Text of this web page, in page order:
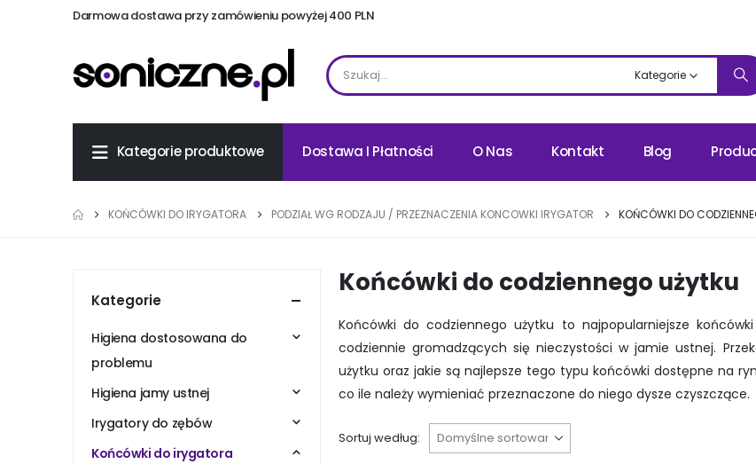
Darmowa dostawa przy zamówieniu powyżej 400 PLN
Kategorie
Kategorie produktowe Dostawa I Płatności O Nas Kontakt Blog
KOŃCÓWKI DO IRYGATORA PODZIAŁ WG RODZAJU / PRZEZNACZENIA KONCOWKI IRYGATOR KOŃCÓWKI DO
Końcówki do codziennego użytku
Końcówki do codziennego użytku to najpopularniejsze
codziennie gromadzących się nieczystości w jamie ustnej.
użytku oraz jakie są najlepsze tego typu końcówki dostępne na
co ile należy wymieniać przeznaczone do niego dysze czyszczące.
Sortuj według:
Kategorie
Higiena dostosowana do
problemu
Higiena jamy ustnej
Irygatory do zębów
Końcówki do irygatora